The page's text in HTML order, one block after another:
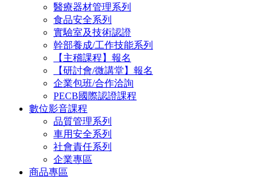
醫療器材管理系列
食品安全系列
實驗室及技術認證
幹部養成/工作技能系列
【主稽課程】報名
【研討會/微講堂】報名
企業包班/合作洽詢
PECB國際認證課程
數位影音課程
品質管理系列
車用安全系列
社會責任系列
企業專區
商品專區